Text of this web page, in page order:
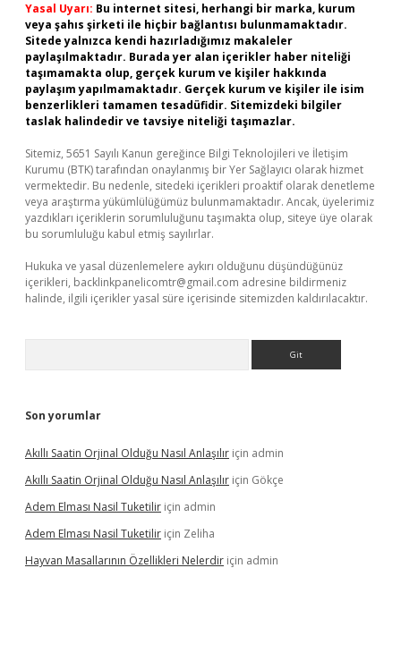
Yasal Uyarı: Bu internet sitesi, herhangi bir marka, kurum
veya şahıs şirketi ile hiçbir bağlantısı bulunmamaktadır.
Sitede yalnızca kendi hazırladığımız makaleler
paylaşılmaktadır. Burada yer alan içerikler haber niteliği
taşımamakta olup, gerçek kurum ve kişiler hakkında
paylaşım yapılmamaktadır. Gerçek kurum ve kişiler ile isim
benzerlikleri tamamen tesadüfidir. Sitemizdeki bilgiler
taslak halindedir ve tavsiye niteliği taşımazlar.
Sitemiz, 5651 Sayılı Kanun gereğince Bilgi Teknolojileri ve İletişim
Kurumu (BTK) tarafından onaylanmış bir Yer Sağlayıcı olarak hizmet
vermektedir. Bu nedenle, sitedeki içerikleri proaktif olarak denetleme
veya araştırma yükümlülüğümüz bulunmamaktadır. Ancak, üyelerimiz
yazdıkları içeriklerin sorumluluğunu taşımakta olup, siteye üye olarak
bu sorumluluğu kabul etmiş sayılırlar.
Hukuka ve yasal düzenlemelere aykırı olduğunu düşündüğünüz
içerikleri, backlinkpanelicomtr@gmail.com adresine bildirmeniz
halinde, ilgili içerikler yasal süre içerisinde sitemizden kaldırılacaktır.
Son yorumlar
Akıllı Saatin Orjinal Olduğu Nasıl Anlaşılır için admin
Akıllı Saatin Orjinal Olduğu Nasıl Anlaşılır için Gökçe
Adem Elması Nasil Tuketilir için admin
Adem Elması Nasil Tuketilir için Zeliha
Hayvan Masallarının Özellikleri Nelerdir için admin